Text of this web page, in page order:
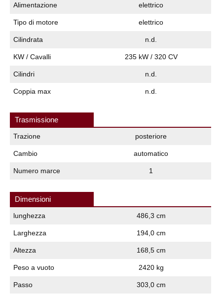
Alimentazione elettrico
Tipo di motore elettrico
Cilindrata n.d.
KW / Cavalli 235 kW / 320 CV
Cilindri n.d.
Coppia max n.d.
Trasmissione
Trazione posteriore
Cambio automatico
Numero marce 1
Dimensioni
lunghezza 486,3 cm
Larghezza 194,0 cm
Altezza 168,5 cm
Peso a vuoto 2420 kg
Passo 303,0 cm